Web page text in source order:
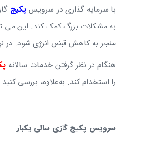
با سرمایه گذاری در سرویسپکیج
به مشکلات بزرگ کمک کند. این می
منجر به کاهش قبض انرژی شود. در
هنگام در نظر گرفتن خدمات سالانه
را استخدام کند. به‌علاوه، بررسی
سرویس پکیج گازی سالی یکبار